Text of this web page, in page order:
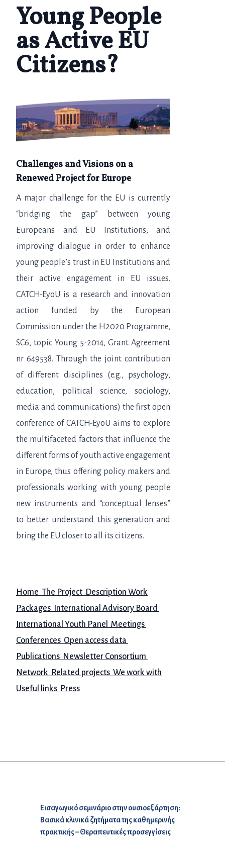
Young People
as Active EU
Citizens?
Challenges and Visions on a
Renewed Project for Europe
A major challenge for the EU is currently
“bridging the gap” between young
Europeans and EU Institutions, and
improving dialogue in order to enhance
young people’s trust in EU Institutions and
their active engagement in EU issues.
CATCH-EyoU is a research and innovation
action funded by the European
Commission under the H2020 Programme,
SC6, topic Young 5-2014, Grant Agreement
nr 649538. Through the joint contribution
of different disciplines (e.g., psychology,
education, political science, sociology,
media and communications) the first open
conference of CATCH-EyoU aims to explore
the multifaceted factors that influence the
different forms of youth active engagement
in Europe, thus offering policy makers and
professionals working with young people
new instruments and “conceptual lenses”
to better understand this generation and
bring the EU closer to all its citizens.
Home The Project Description Work
Packages
International Advisory Board
International Youth Panel Meetings
Conferences Open access data
Publications Newsletter Consortium
Network Related projects We work with
Useful links Press
Προηγούμενο άρθρο:
Εισαγωγικό σεμινάριο στην ουσιοεξάρτηση:
Βασικά κλινικά ζητήματα της καθημερινής
πρακτικής – Θεραπευτικές προσεγγίσεις